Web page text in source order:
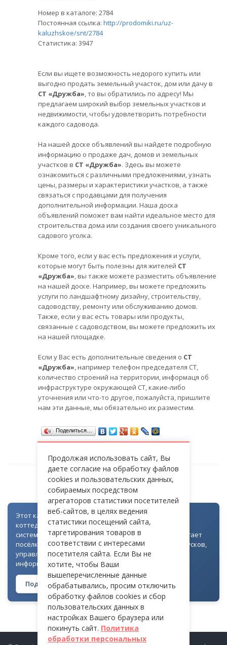
Номер в каталоге: 2784
Постоянная ссылка: http://prodomiki.ru/uz-
kaluzhskoe/snt/2784
Статистика: 3947
Если вы ищете возможность недорого купить или
выгодно продать земельный участок, дом или дачу в
СТ «Дружба», то вы обратились по адресу! Мы
предлагаем широкий выбор земельных участков и
недвижимости, чтобы удовлетворить потребности
каждого садовода.
На нашей доске объявлений вы найдете подробную
информацию о продаже дач, домов и земельных
участков в СТ «Дружба». Здесь вы можете
ознакомиться с различными предложениями, узнать
цены, размеры и характеристики участков, а также
связаться с продавцами для получения
дополнительной информации. Наша доска
объявлений поможет вам найти идеальное место для
строительства дома или создания своего уникального
садового уголка.
Кроме того, если у вас есть предложения и услуги,
которые могут быть полезны для жителей СТ
«Дружба», вы также можете разместить объявление
на нашей доске. Например, вы можете предложить
услуги по ландшафтному дизайну, строительству,
садоводству, ремонту или обслуживанию домов.
Также, если у вас есть товары или продукты,
связанные с садоводством, вы можете предложить их
на нашей площадке.
Если у Вас есть дополнительные сведения о СТ
«Дружба», например телефон председателя СТ,
количество строений на территории, информаця об
инфраструктуре окружающей СТ, какие-либо
уточнения или что-то другое, пожалуйста, пришлите
нам эти данные, мы обязательно их разместим.
Поделиться…
СТ «ДРУЖБА»
Этот каталог создан как часть цифровой экосистемы
коттеджных посёлков: для всех объектов доступна
система контроля доступа через Telegram. Она помогает
посёлкам автоматизировать выдачу гостевых пропусков,
управлять доступом на территорию и оперативно
информировать жителей
Подробнее о технологии →
Продолжая использовать сайт, Вы
даете согласие на обработку файлов
cookies и пользовательских данных,
собираемых посредством
агрегаторов статистики посетителей
веб-сайтов, в целях ведения
статистики посещений сайта,
таргетирования товаров в
соответствии с интересами
посетителя сайта. Если Вы не
хотите, чтобы Ваши
вышеперечисленные данные
обрабатывались, просим отключить
обработку файлов cookies и сбор
пользовательских данных в
настройках Вашего браузера или
покинуть сайт. Политика
обработки персональных